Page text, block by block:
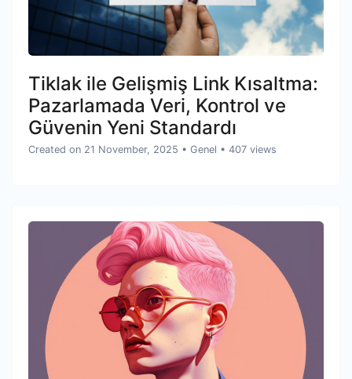
Tiklak ile Gelişmiş Link Kısaltma:
Pazarlamada Veri, Kontrol ve
Güvenin Yeni Standardı
Created on 21 November, 2025 • Genel • 407 views